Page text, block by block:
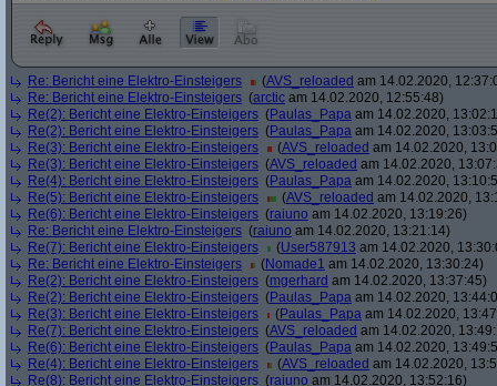
Re: Bericht eine Elektro-Einsteigers (AVS_reloaded am 14.02.2020,
Re: Bericht eine Elektro-Einsteigers (arctic am 14.02.2020, 12:55:48)
Re(2): Bericht eine Elektro-Einsteigers (Paulas_Papa am 14.02.2020,
Re(2): Bericht eine Elektro-Einsteigers (Paulas_Papa am 14.02.2020,
Re(3): Bericht eine Elektro-Einsteigers
(AVS_reloaded am 14.02.2020,
Re(3): Bericht eine Elektro-Einsteigers (AVS_reloaded am 14.02.2020,
Re(4): Bericht eine Elektro-Einsteigers (Paulas_Papa am 14.02.2020,
Re(5): Bericht eine Elektro-Einsteigers
(AVS_reloaded am 14.02.2020,
Re(6): Bericht eine Elektro-Einsteigers (raiuno am 14.02.2020, 13:19:26)
Re: Bericht eine Elektro-Einsteigers (raiuno am 14.02.2020, 13:21:14)
Re(7): Bericht eine Elektro-Einsteigers
(User587913 am 14.02.2020,
Re: Bericht eine Elektro-Einsteigers
(Nomade1 am 14.02.2020, 13:30:24)
Re(2): Bericht eine Elektro-Einsteigers (mgerhard am 14.02.2020, 13:37:45)
Re(2): Bericht eine Elektro-Einsteigers (Paulas_Papa am 14.02.2020,
Re(3): Bericht eine Elektro-Einsteigers
(Paulas_Papa am 14.02.2020,
Re(7): Bericht eine Elektro-Einsteigers (AVS_reloaded am 14.02.2020,
Re(6): Bericht eine Elektro-Einsteigers (Paulas_Papa am 14.02.2020,
Re(4): Bericht eine Elektro-Einsteigers
(AVS_reloaded am 14.02.2020,
Re(8): Bericht eine Elektro-Einsteigers (raiuno am 14.02.2020, 13:52:16)